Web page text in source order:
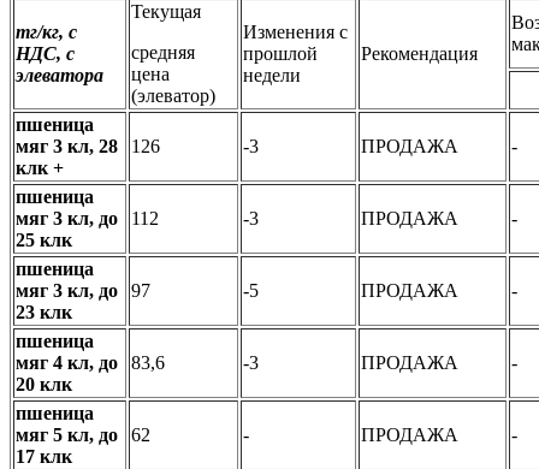
тг/кг, с
НДС, с
элеватора
Текущая
средняя
цена
(элеватор)
Изменения с
прошлой
недели
Рекомендация
пшеница
мяг 3 кл, 28
клк +
126 -3 ПРОДАЖА -
пшеница
мяг 3 кл, до
25 клк
112 -3 ПРОДАЖА -
пшеница
мяг 3 кл, до
23 клк
97 -5 ПРОДАЖА -
пшеница
мяг 4 кл, до
20 клк
83,6 -3 ПРОДАЖА -
пшеница
мяг 5 кл, до
17 клк
62 - ПРОДАЖА -